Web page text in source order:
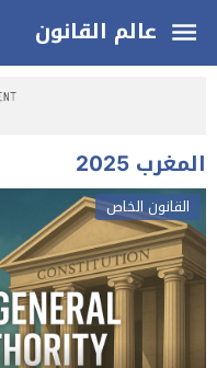
عالم القانون
المغرب 2025
القانون الخاص